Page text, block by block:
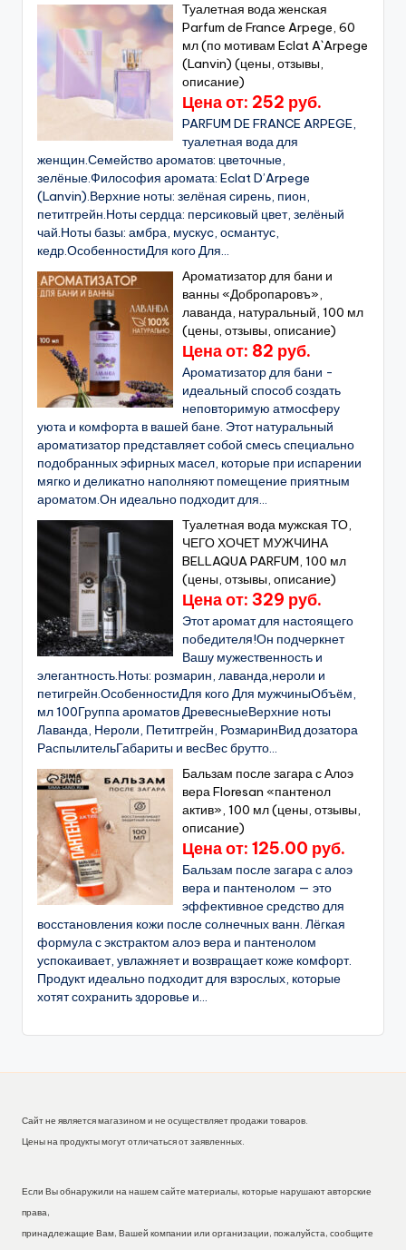
Туалетная вода женская
Parfum de France Arpege, 60
мл (по мотивам Eclat A`Arpege
(Lanvin) (цены, отзывы,
описание)
Цена от: 252 руб.
PARFUM DE FRANCE ARPEGE,
туалетная вода для
женщин.Семейство ароматов: цветочные,
зелёные.Философия аромата: Eclat D’Arpege
(Lanvin).Верхние ноты: зелёная сирень, пион,
петитгрейн.Ноты сердца: персиковый цвет, зелёный
чай.Ноты базы: амбра, мускуc, османтус,
кедр.ОсобенностиДля кого Для...
Ароматизатор для бани и
ванны «Добропаровъ»,
лаванда, натуральный, 100 мл
(цены, отзывы, описание)
Цена от: 82 руб.
Ароматизатор для бани -
идеальный способ создать
неповторимую атмосферу
уюта и комфорта в вашей бане. Этот натуральный
ароматизатор представляет собой смесь специально
подобранных эфирных масел, которые при испарении
мягко и деликатно наполняют помещение приятным
ароматом.Он идеально подходит для...
Туалетная вода мужская ТО,
ЧЕГО ХОЧЕТ МУЖЧИНА
BELLAQUA PARFUM, 100 мл
(цены, отзывы, описание)
Цена от: 329 руб.
Этот аромат для настоящего
победителя!Он подчеркнет
Вашу мужественность и
элегантность.Ноты: розмарин, лаванда,нероли и
петигрейн.ОсобенностиДля кого Для мужчиныОбъём,
мл 100Группа ароматов ДревесныеВерхние ноты
Лаванда, Нероли, Петитгрейн, РозмаринВид дозатора
РаспылительГабариты и весВес брутто...
Бальзам после загара с Алоэ
вера Floresan «пантенол
актив», 100 мл (цены, отзывы,
описание)
Цена от: 125.00 руб.
Бальзам после загара с алоэ
вера и пантенолом — это
эффективное средство для
восстановления кожи после солнечных ванн. Лёгкая
формула с экстрактом алоэ вера и пантенолом
успокаивает, увлажняет и возвращает коже комфорт.
Продукт идеально подходит для взрослых, которые
хотят сохранить здоровье и...
Сайт не является магазином и не осуществляет продажи товаров.
Цены на продукты могут отличаться от заявленных.
Если Вы обнаружили на нашем сайте материалы, которые нарушают авторские
права,
принадлежащие Вам, Вашей компании или организации, пожалуйста, сообщите